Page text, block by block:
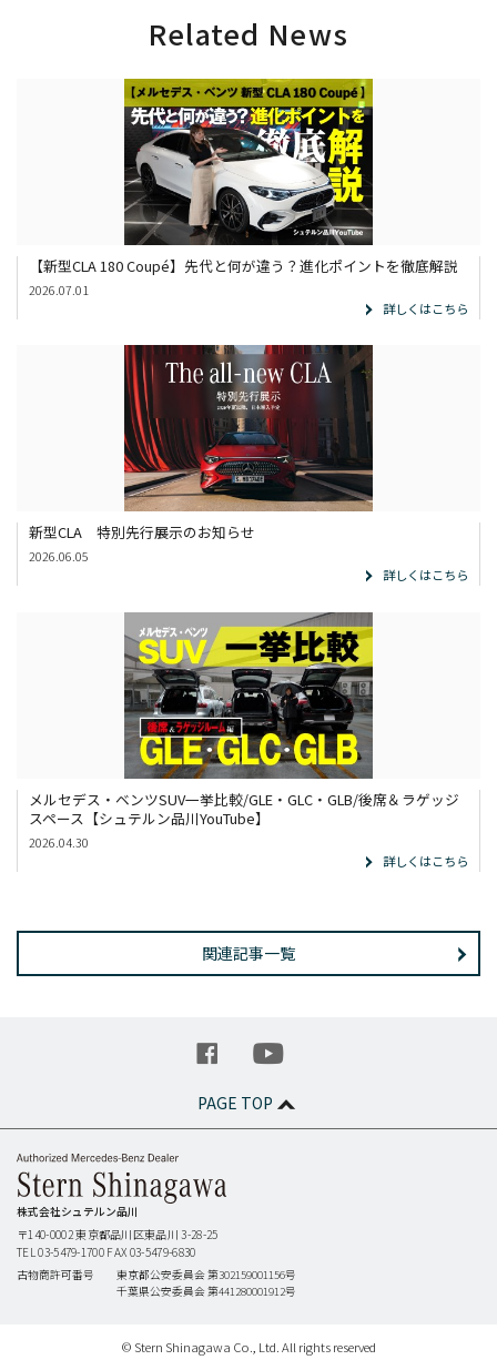
Related News
【新型CLA 180 Coupé】先代と何が違う？進化ポイントを徹底解説
2026.07.01
詳しくはこちら
新型CLA 特別先行展示のお知らせ
2026.06.05
詳しくはこちら
メルセデス・ベンツSUV一挙比較/GLE・GLC・GLB/後席＆ラゲッジ
スペース【シュテルン品川YouTube】
2026.04.30
詳しくはこちら
関連記事一覧
PAGE TOP
株式会社シュテルン品川
〒140-0002東京都品川区東品川 3-28-25
TEL 03-5479-1700 FAX 03-5479-6830
古物商許可番号
東京都公安委員会 第302159001156号
千葉県公安委員会 第441280001912号
© Stern Shinagawa Co., Ltd. All rights reserved